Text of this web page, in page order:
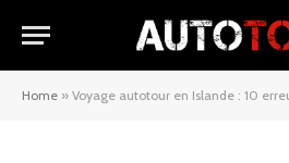
Home » Voyage autotour en Islande : 10 erreurs de
erreurs de parcours
locaux ne feraient